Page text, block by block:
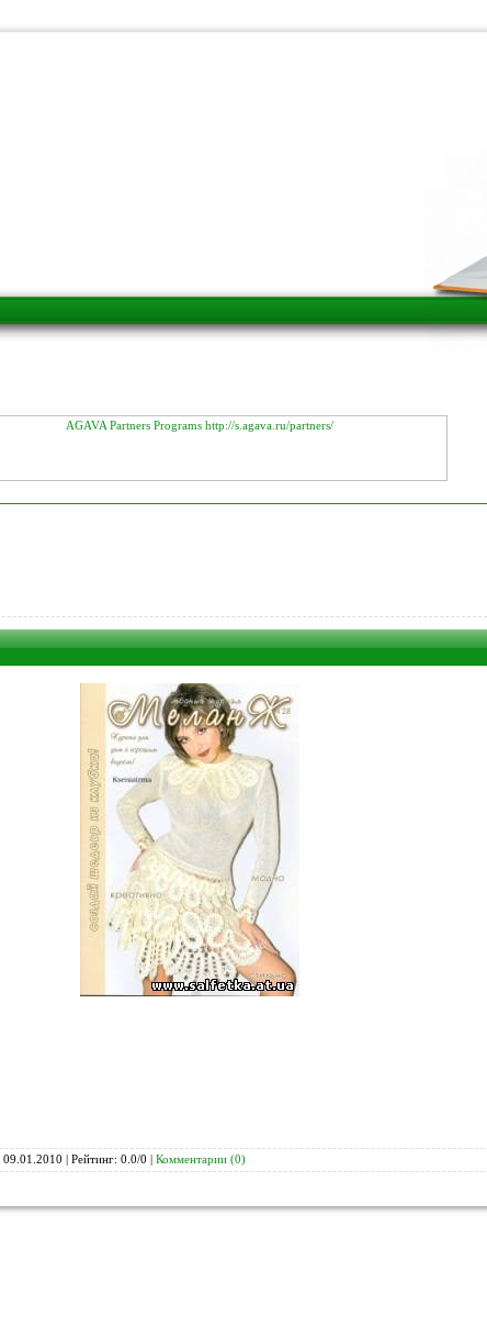
09.01.2010 | Рейтинг: 0.0/0 | Комментарии (0)